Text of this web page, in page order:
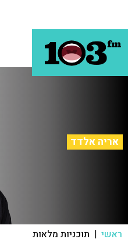
אריה אלדד
ראשי | תוכניות מלאות